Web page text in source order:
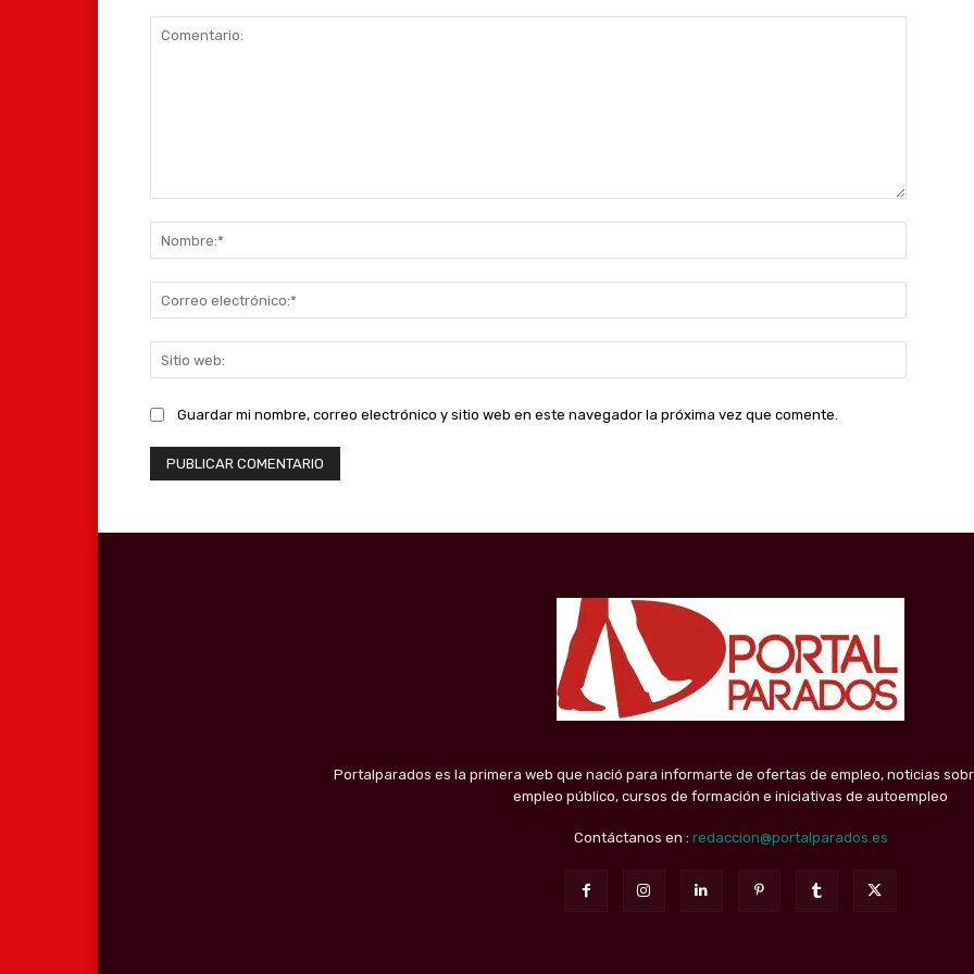
web:
Guardar mi nombre, correo electrónico y sitio web en este navegador la próxima vez que comente.
Portalparados es la primera web que nació para informarte de ofertas de empleo, noticias
empleo público, cursos de formación e iniciativas de autoempleo
Contáctanos en : redaccion@portalparados.es